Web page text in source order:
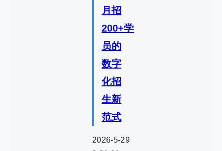
月招
200+学
员的
数字
化招
生新
范式
2026-5-29